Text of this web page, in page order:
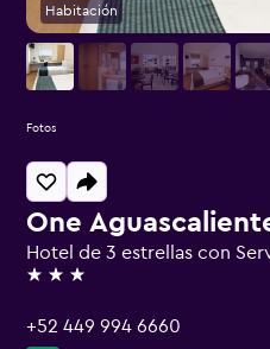
One
Hotel de 3 estrellas con
3 estrellas
+52 449 994 6660
Habitación
Fotos